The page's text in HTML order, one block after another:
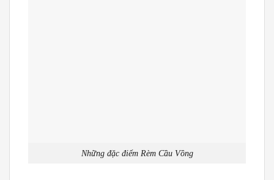
Những đặc điểm Rèm Cầu Vồng